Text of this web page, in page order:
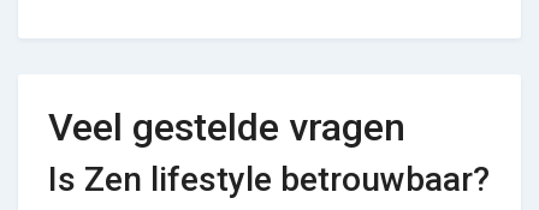
Veel gestelde vragen
Is Zen lifestyle betrouwbaar?